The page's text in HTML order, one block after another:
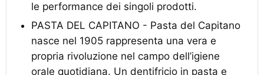
le performance dei singoli prodotti.
PASTA DEL CAPITANO - Pasta del Capitano
nasce nel 1905 rappresenta una vera e
propria rivoluzione nel campo dell’igiene
orale quotidiana. Un dentifricio in pasta e